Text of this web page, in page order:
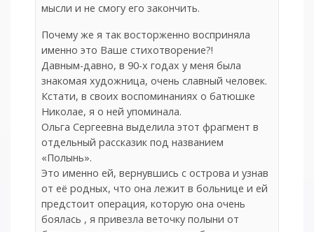
мысли и не смогу его закончить.
Почему же я так восторженно восприняла
именно это Ваше стихотворение?!
Давным-давно, в 90-х годах у меня была
знакомая художница, очень славный человек.
Кстати, в своих воспоминаниях о батюшке
Николае, я о ней упоминала.
Ольга Сергеевна выделила этот фрагмент в
отдельный рассказик под названием
«Полынь».
Это именно ей, вернувшись с острова и узнав
от её родных, что она лежит в больнице и ей
предстоит операция, которую она очень
боялась , я привезла веточку полыни от